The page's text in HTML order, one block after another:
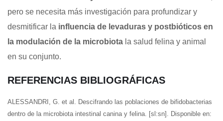
pero se necesita más investigación para profundizar y
desmitificar la influencia de levaduras y postbióticos en
la modulación de la microbiota la salud felina y animal
en su conjunto.
REFERENCIAS BIBLIOGRÁFICAS
ALESSANDRI, G. et al. Descifrando las poblaciones de bifidobacterias
dentro de la microbiota intestinal canina y felina. [sl:sn]. Disponible en: